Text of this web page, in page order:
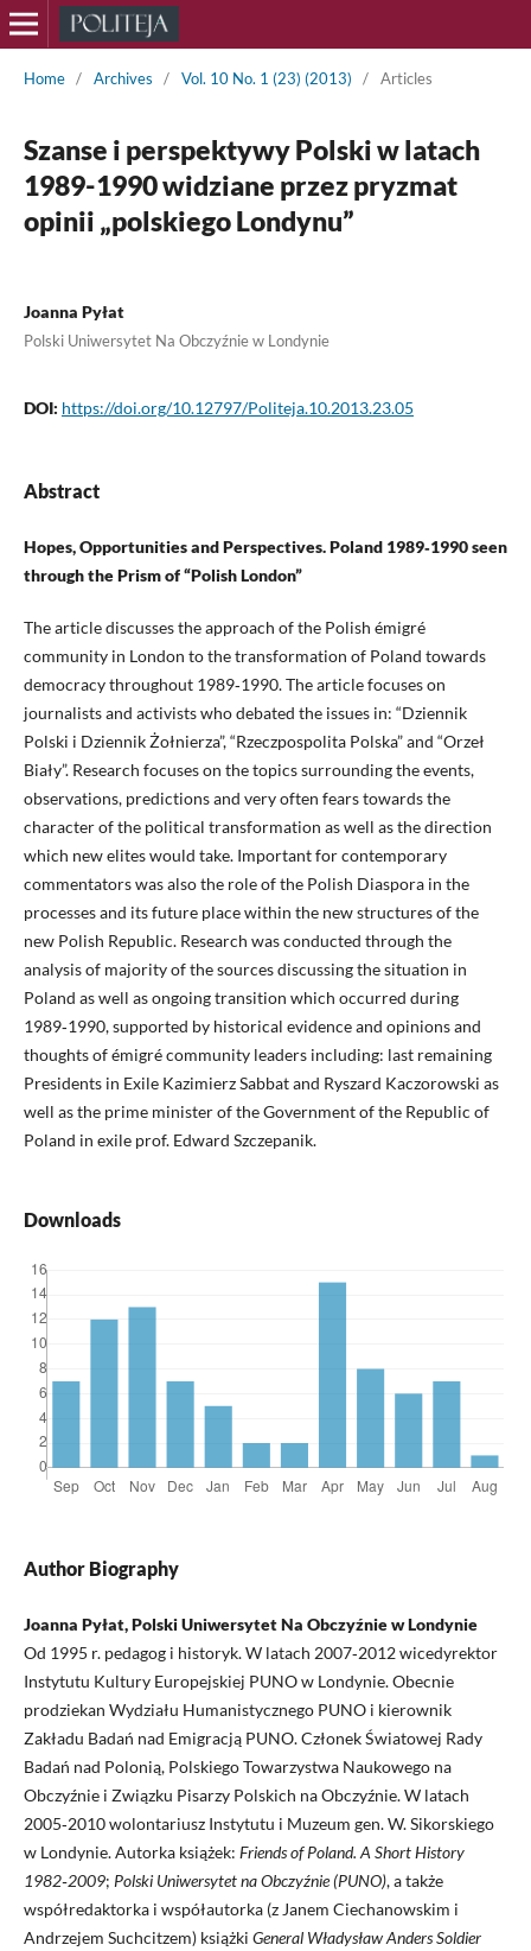
Home / Archives / Vol. 10 No. 1 (23) (2013) / Articles
Szanse i perspektywy Polski w latach
1989-1990 widziane przez pryzmat
opinii „polskiego Londynu”
Joanna Pyłat
Polski Uniwersytet Na Obczyźnie w Londynie
DOI: https://doi.org/10.12797/Politeja.10.2013.23.05
Abstract
Hopes, Opportunities and Perspectives. Poland 1989‑1990 seen
through the Prism of “Polish London”
The article discusses the approach of the Polish émigré
community in London to the transformation of Poland towards
democracy throughout 1989‑1990. The article focuses on
journalists and activists who debated the issues in: “Dziennik
Polski i Dziennik Żołnierza”, “Rzeczpospolita Polska” and “Orzeł
Biały”. Research focuses on the topics surrounding the events,
observations, predictions and very often fears towards the
character of the political transformation as well as the direction
which new elites would take. Important for contemporary
commentators was also the role of the Polish Diaspora in the
processes and its future place within the new structures of the
new Polish Republic. Research was conducted through the
analysis of majority of the sources discussing the situation in
Poland as well as ongoing transition which occurred during
1989‑1990, supported by historical evidence and opinions and
thoughts of émigré community leaders including: last remaining
Presidents in Exile Kazimierz Sabbat and Ryszard Kaczorowski as
well as the prime minister of the Government of the Republic of
Poland in exile prof. Edward Szczepanik.
Downloads
Author Biography
Joanna Pyłat, Polski Uniwersytet Na Obczyźnie w Londynie
Od 1995 r. pedagog i historyk. W latach 2007‑2012 wicedyrektor
Instytutu Kultury Europejskiej PUNO w Londynie. Obecnie
prodziekan Wydziału Humanistycznego PUNO i kierownik
Zakładu Badań nad Emigracją PUNO. Członek Światowej Rady
Badań nad Polonią, Polskiego Towarzystwa Naukowego na
Obczyźnie i Związku Pisarzy Polskich na Obczyźnie. W latach
2005‑2010 wolontariusz Instytutu i Muzeum gen. W. Sikorskiego
w Londynie. Autorka książek: Friends of Poland. A Short History
1982‑2009; Polski Uniwersytet na Obczyźnie (PUNO), a także
współredaktorka i współautorka (z Janem Ciechanowskim i
Andrzejem Suchcitzem) książki General Władysław Anders Soldier